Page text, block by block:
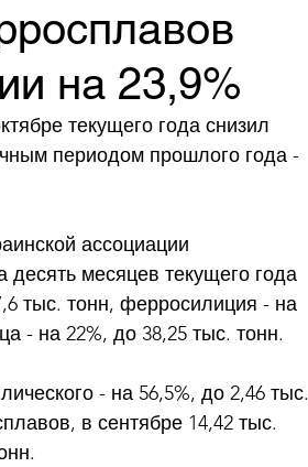
на 23,9%
текущего года снизил
периодом прошлого года -
ассоциации
месяцев текущего года
тыс. тонн, ферросилиция - на
- на 22%, до 38,25 тыс. тонн.
- на 56,5%, до 2,46 тыс.
в сентябре 14,42 тыс.